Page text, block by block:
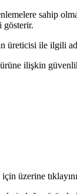
sahip
gösterir.
üreticisi ile ilgili
ilişkin
üzerine